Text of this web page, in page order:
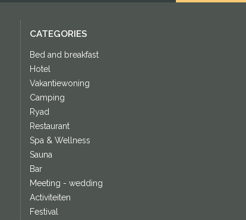
CATEGORIES
Bed and breakfast
Hotel
Vakantiewoning
Camping
Ryad
Restaurant
Spa & Wellness
Sauna
Bar
Meeting - wedding
Activiteiten
Festival